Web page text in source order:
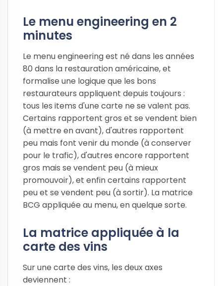
Le menu engineering en 2
minutes
Le menu engineering est né dans les années
80 dans la restauration américaine, et
formalise une logique que les bons
restaurateurs appliquent depuis toujours :
tous les items d'une carte ne se valent pas.
Certains rapportent gros et se vendent bien
(à mettre en avant), d'autres rapportent
peu mais font venir du monde (à conserver
pour le trafic), d'autres encore rapportent
gros mais se vendent peu (à mieux
promouvoir), et enfin certains rapportent
peu et se vendent peu (à sortir). La matrice
BCG appliquée au menu, en quelque sorte.
La matrice appliquée à la
carte des vins
Sur une carte des vins, les deux axes
deviennent :